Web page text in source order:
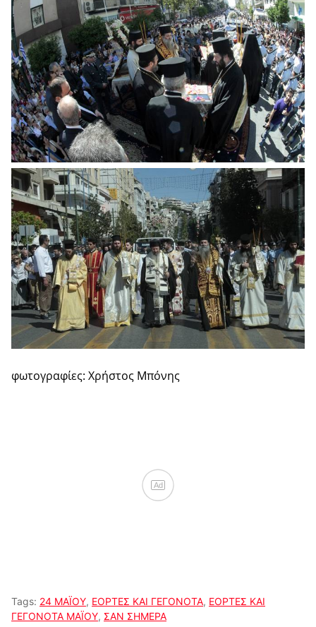
φωτογραφίες: Χρήστος Μπόνης
Ad
Tags: 24 ΜΑΪΟΥ, ΕΟΡΤΕΣ ΚΑΙ ΓΕΓΟΝΟΤΑ, ΕΟΡΤΕΣ ΚΑΙ
ΓΕΓΟΝΟΤΑ ΜΑΪΟΥ, ΣΑΝ ΣΗΜΕΡΑ